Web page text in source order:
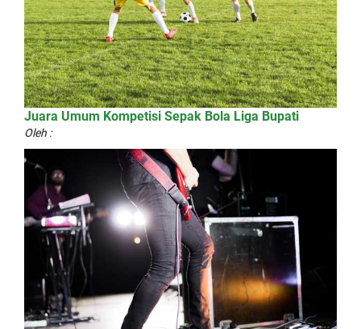
Juara Umum Kompetisi Sepak Bola Liga Bupati
Oleh :